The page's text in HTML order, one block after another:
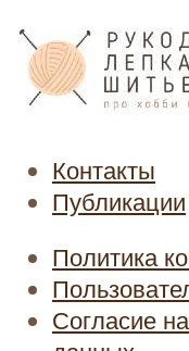
Контакты
Публикации
Политика
Согласие